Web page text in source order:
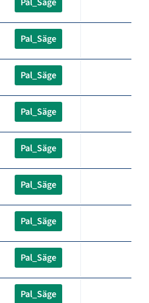
Pal_Säge
Pal_Säge
Pal_Säge
Pal_Säge
Pal_Säge
Pal_Säge
Pal_Säge
Pal_Säge